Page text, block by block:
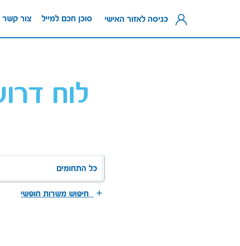
צור קשר סוכן חכם למייל כניסה לאזור האישי
לוח
כל התחומים
חיפוש משרות חופשי